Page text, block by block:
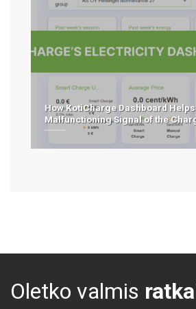
How KotiCharge Dashboard
Malfunctioning Signal of the
Oletko valmis